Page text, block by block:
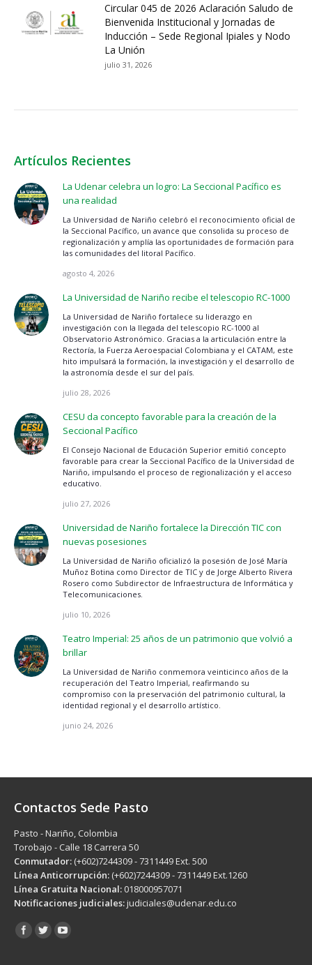
Circular 045 de 2026 Aclaración Saludo de
Bienvenida Institucional y Jornadas de
Inducción – Sede Regional Ipiales y Nodo
La Unión
julio 31, 2026
Artículos Recientes
La Udenar celebra un logro: La Seccional Pacífico es
una realidad
La Universidad de Nariño celebró el reconocimiento oficial de
la Seccional Pacífico, un avance que consolida su proceso de
regionalización y amplía las oportunidades de formación para
las comunidades del litoral Pacífico.
agosto 4, 2026
La Universidad de Nariño recibe el telescopio RC-1000
La Universidad de Nariño fortalece su liderazgo en
investigación con la llegada del telescopio RC-1000 al
Observatorio Astronómico. Gracias a la articulación entre la
Rectoría, la Fuerza Aeroespacial Colombiana y el CATAM, este
hito impulsará la formación, la investigación y el desarrollo de
la astronomía desde el sur del país.
julio 28, 2026
CESU da concepto favorable para la creación de la
Seccional Pacífico
El Consejo Nacional de Educación Superior emitió concepto
favorable para crear la Seccional Pacífico de la Universidad de
Nariño, impulsando el proceso de regionalización y el acceso
educativo.
julio 27, 2026
Universidad de Nariño fortalece la Dirección TIC con
nuevas posesiones
La Universidad de Nariño oficializó la posesión de José María
Muñoz Botina como Director de TIC y de Jorge Alberto Rivera
Rosero como Subdirector de Infraestructura de Informática y
Telecomunicaciones.
julio 10, 2026
Teatro Imperial: 25 años de un patrimonio que volvió a
brillar
La Universidad de Nariño conmemora veinticinco años de la
recuperación del Teatro Imperial, reafirmando su
compromiso con la preservación del patrimonio cultural, la
identidad regional y el desarrollo artístico.
junio 24, 2026
Contactos Sede Pasto
Pasto - Nariño, Colombia
Torobajo - Calle 18 Carrera 50
Conmutador: (+602)7244309 - 7311449 Ext. 500
Línea Anticorrupción: (+602)7244309 - 7311449 Ext.1260
Línea Gratuita Nacional: 018000957071
Notificaciones judiciales:judiciales@udenar.edu.co
Encuéntranos en: